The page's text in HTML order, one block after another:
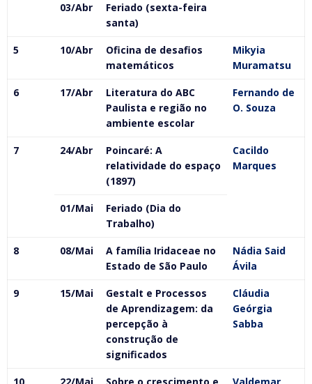
03/Abr
Feriado (sexta-feira
santa)
5 10/Abr
Oficina de desafios
matemáticos
Mikyia
Muramatsu
6 17/Abr
Literatura do ABC
Paulista e região no
ambiente escolar
Fernando de
O. Souza
7 24/Abr
Poincaré: A
relatividade do espaço
(1897)
Cacildo
Marques
01/Mai
Feriado (Dia do
Trabalho)
8 08/Mai
A família Iridaceae no
Estado de São Paulo
Nádia Said
Ávila
9 15/Mai
Gestalt e Processos
de Aprendizagem: da
percepção à
construção de
significados
Cláudia
Geórgia
Sabba